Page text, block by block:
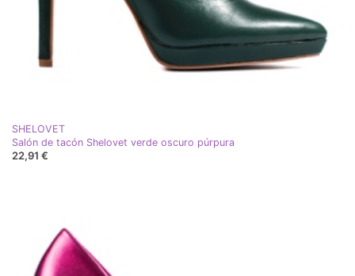
SHELOVET
Salón de tacón Shelovet verde oscuro púrpura
22,91 €